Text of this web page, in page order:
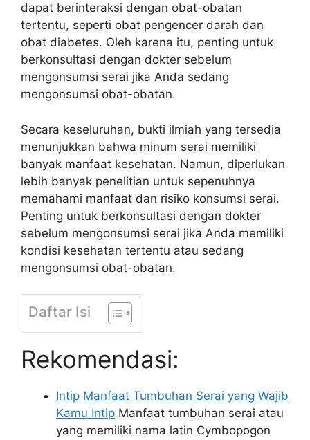
dapat berinteraksi dengan obat-obatan
tertentu, seperti obat pengencer darah dan
obat diabetes. Oleh karena itu, penting untuk
berkonsultasi dengan dokter sebelum
mengonsumsi serai jika Anda sedang
mengonsumsi obat-obatan.
Secara keseluruhan, bukti ilmiah yang tersedia
menunjukkan bahwa minum serai memiliki
banyak manfaat kesehatan. Namun, diperlukan
lebih banyak penelitian untuk sepenuhnya
memahami manfaat dan risiko konsumsi serai.
Penting untuk berkonsultasi dengan dokter
sebelum mengonsumsi serai jika Anda memiliki
kondisi kesehatan tertentu atau sedang
mengonsumsi obat-obatan.
Daftar Isi
Rekomendasi:
Intip Manfaat Tumbuhan Serai yang Wajib
Kamu Intip Manfaat tumbuhan serai atau
yang memiliki nama latin Cymbopogon